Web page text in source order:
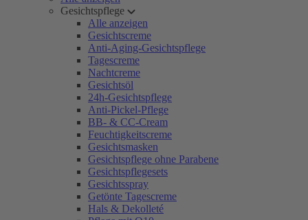
Gesichtspflege
Alle anzeigen
Gesichtscreme
Anti-Aging-Gesichtspflege
Tagescreme
Nachtcreme
Gesichtsöl
24h-Gesichtspflege
Anti-Pickel-Pflege
BB- & CC-Cream
Feuchtigkeitscreme
Gesichtsmasken
Gesichtspflege ohne Parabene
Gesichtspflegesets
Gesichtsspray
Getönte Tagescreme
Hals & Dekolleté